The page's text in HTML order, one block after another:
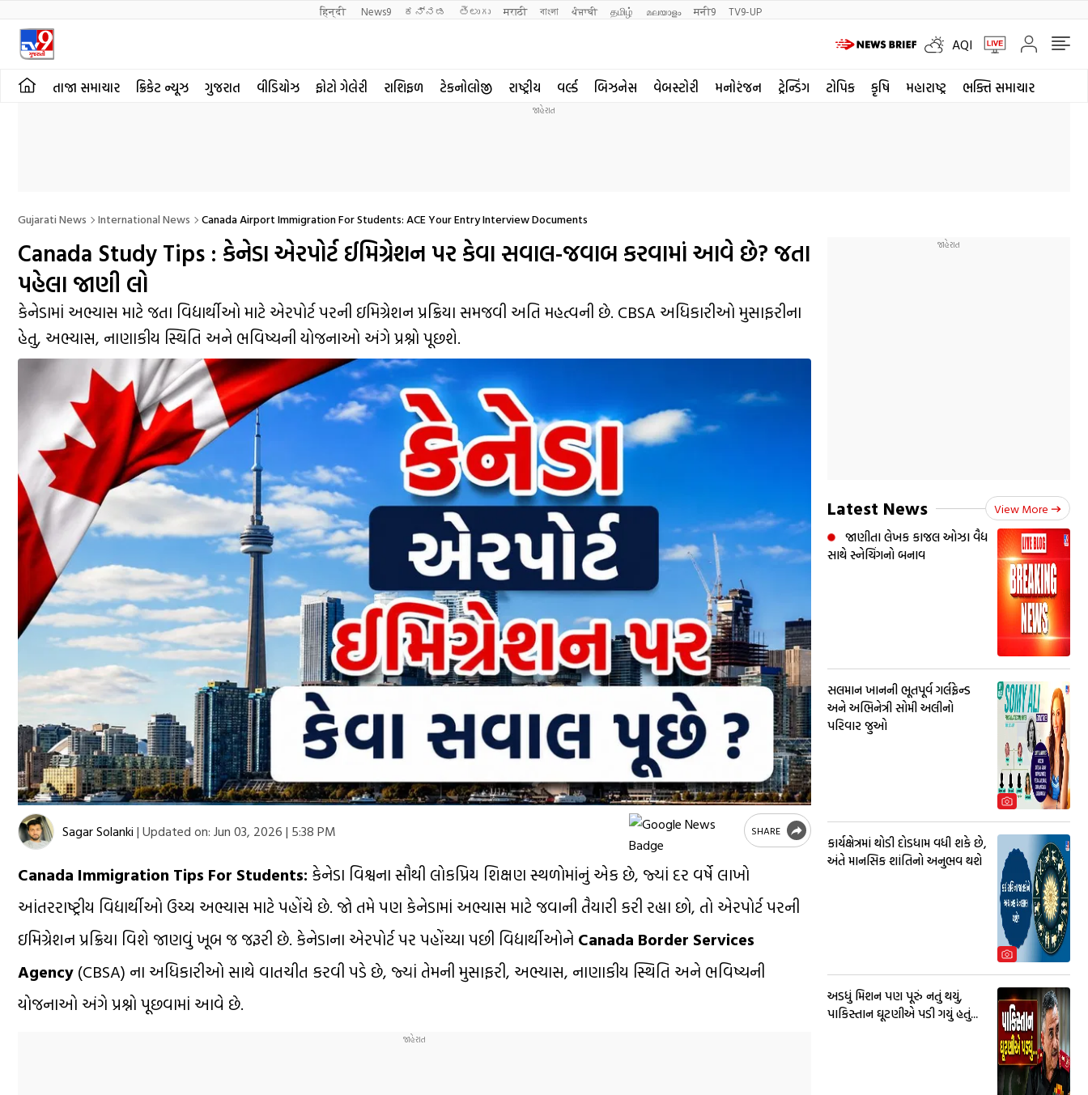
हिन्दी News9 ಕನ್ನಡ తెలుగు मराठी বাংলা ਪੰਜਾਬੀ தமிழ் മലയാളം मनी9 TV9-UP
AQI
તાજા સમાચાર ક્રિકેટ ન્યૂઝ ગુજરાત વીડિયોઝ ફોટો ગેલેરી રાશિફળ ટેકનોલોજી રાષ્ટ્રીય વર્લ્ડ બિઝનેસ વેબસ્ટોરી મનોરંજન ટ્રેન્ડિંગ ટોપિક કૃષિ મહારાષ્ટ્ર ભક્તિ સમાચાર
Gujarati News International News Canada Airport Immigration For Students: ACE Your Entry Interview Documents
Canada Study Tips : કેનેડા એરપોર્ટ ઈમિગ્રેશન પર કેવા સવાલ-જવાબ કરવામાં આવે છે? જતા
પહેલા જાણી લો
કેનેડામાં અભ્યાસ માટે જતા વિદ્યાર્થીઓ માટે એરપોર્ટ પરની ઇમિગ્રેશન પ્રક્રિયા સમજવી અતિ મહત્વની છે. CBSA અધિકારીઓ મુસાફરીના
હેતુ, અભ્યાસ, નાણાકીય સ્થિતિ અને ભવિષ્યની યોજનાઓ અંગે પ્રશ્નો પૂછશે.
Sagar Solanki | Updated on: Jun 03, 2026 | 5:38 PM SHARE
Canada Immigration Tips For Students: કેનેડા વિશ્વના સૌથી લોકપ્રિય શિક્ષણ સ્થળોમાંનું એક છે, જ્યાં દર વર્ષે લાખો
આંતરરાષ્ટ્રીય વિદ્યાર્થીઓ ઉચ્ચ અભ્યાસ માટે પહોંચે છે. જો તમે પણ કેનેડામાં અભ્યાસ માટે જવાની તૈયારી કરી રહ્યા છો, તો એરપોર્ટ પરની
ઇમિગ્રેશન પ્રક્રિયા વિશે જાણવું ખૂબ જ જરૂરી છે. કેનેડાના એરપોર્ટ પર પહોંચ્યા પછી વિદ્યાર્થીઓને Canada Border Services
Agency (CBSA) ના અધિકારીઓ સાથે વાતચીત કરવી પડે છે, જ્યાં તેમની મુસાફરી, અભ્યાસ, નાણાકીય સ્થિતિ અને ભવિષ્યની
યોજનાઓ અંગે પ્રશ્નો પૂછવામાં આવે છે.
Latest News View More
જાણીતા લેખક કાજલ ઓઝા વૈદ્ય
સાથે સ્નેચિંગનો બનાવ
સલમાન ખાનની ભૂતપૂર્વ ગર્લફ્રેન્ડ
અને અભિનેત્રી સોમી અલીનો
પરિવાર જુઓ
કાર્યક્ષેત્રમાં થોડી દોડધામ વધી શકે છે,
અંતે માનસિક શાંતિનો અનુભવ થશે
અડધું મિશન પણ પૂરું નતું થયું,
પાકિસ્તાન ઘૂટણીએ પડી ગયું હતું...